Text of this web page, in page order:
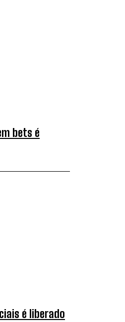
bets é
é liberado